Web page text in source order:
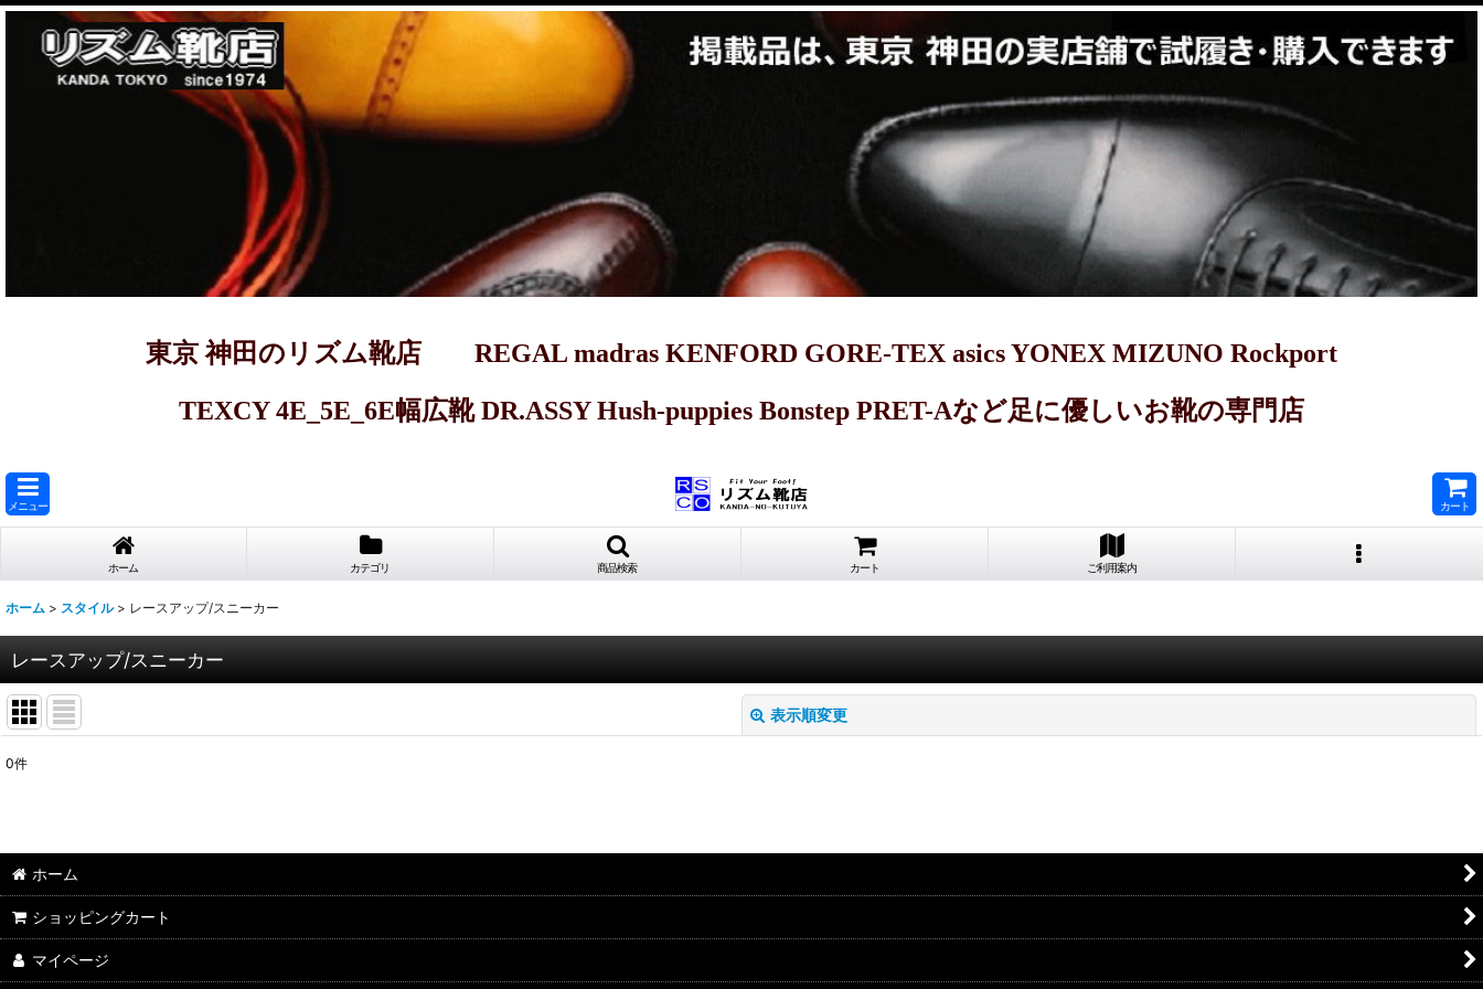
東京 神田のリズム靴店 REGAL madras KENFORD GORE-TEX asics YONEX MIZUNO Rockport
TEXCY 4E_5E_6E幅広靴 DR.ASSY Hush-puppies Bonstep PRET-Aなど足に優しいお靴の専門店
メニュー カート
ホーム カテゴリ 商品検索 カート ご利用案内
ホーム > スタイル > レースアップ/スニーカー
レースアップ/スニーカー
表示順変更
絞り込む
0件
ホーム
ショッピングカート
マイページ